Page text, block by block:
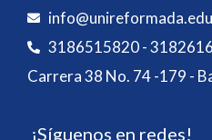
3186515820 -
Carrera 38 No. 74 -179 -
¡Síguenos en redes!